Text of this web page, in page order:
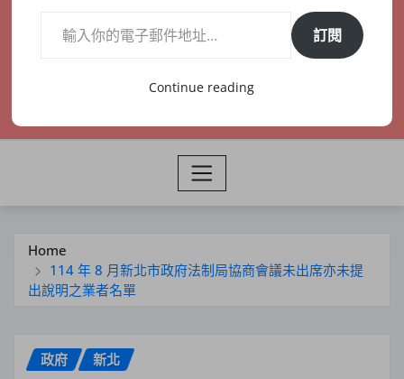
在地、記憶、連結、創生
Home
114 年 8 月新北市政府法制局協商會議未出席亦未提
出說明之業者名單
政府 新北
訂閱
Continue reading